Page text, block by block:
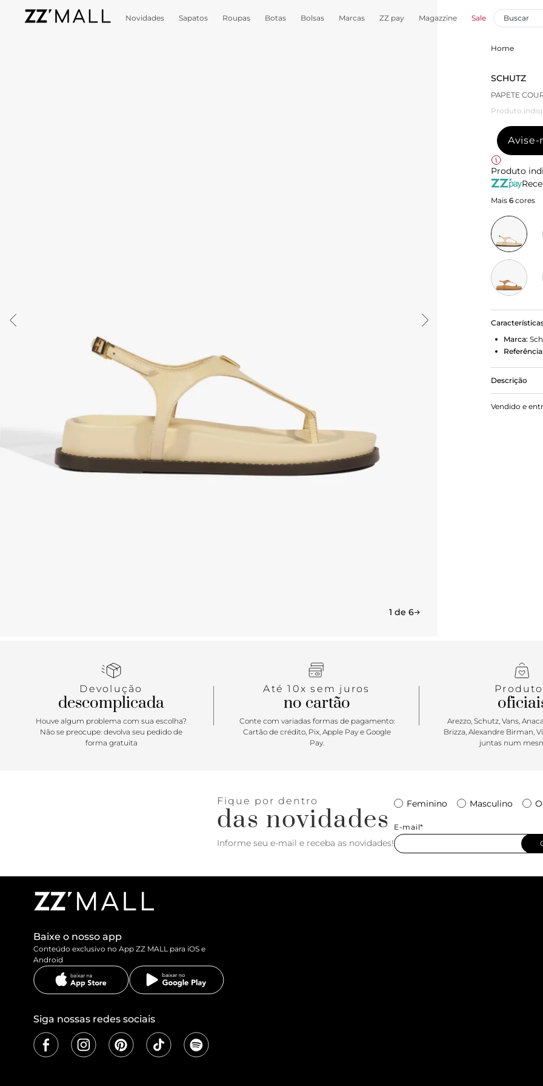
Novidades Sapatos Roupas Botas Bolsas Marcas ZZ pay Magazzine Sale
1 de 6
Home
SCHUTZ
PAPETE
Produto
Avise-
Produto
Mais 6 cores
Marca:
Referência:
Descrição
Descubra o
tom
Vendido e
Devolução
descomplicada
Houve algum problema com sua escolha?
Não se preocupe: devolva seu pedido de
forma gratuita
Até 10x sem juros
no cartão
Conte com variadas formas de pagamento:
Cartão de crédito, Pix, Apple Pay e Google
Pay.
Arezzo, Schutz, Vans,
Brizza, Alexandre Birman,
juntas num
Fique por dentro
das novidades
Informe seu e-mail e receba as novidades!
Feminino Masculino
E-mail*
Baixe o nosso app
Conteúdo exclusivo no App ZZ MALL para iOS e
Android
Siga nossas redes sociais